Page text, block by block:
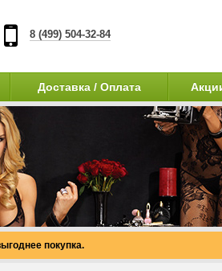
8 (499) 504-32-84
Доставка / Оплата
покупка.